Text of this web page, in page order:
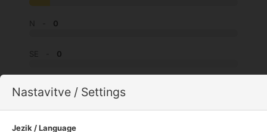
Nastavitve / Settings
Jezik / Language
N - 0
SE - 0